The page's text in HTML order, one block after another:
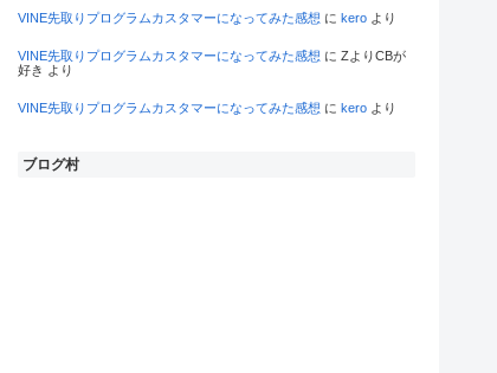
VINE先取りプログラムカスタマーになってみた感想 に kero より
VINE先取りプログラムカスタマーになってみた感想 に ZよりCBが
好き より
VINE先取りプログラムカスタマーになってみた感想 に kero より
ブログ村